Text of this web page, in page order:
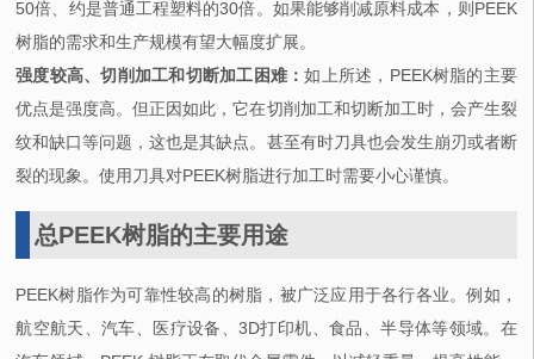
50倍、约是普通工程塑料的30倍。如果能够削减原料成本，则PEEK
树脂的需求和生产规模有望大幅度扩展。
强度较高、切削加工和切断加工困难：如上所述，PEEK树脂的主要
优点是强度高。但正因如此，它在切削加工和切断加工时，会产生裂
纹和缺口等问题，这也是其缺点。甚至有时刀具也会发生崩刃或者断
裂的现象。使用刀具对PEEK树脂进行加工时需要小心谨慎。
总PEEK树脂的主要用途
PEEK树脂作为可靠性较高的树脂，被广泛应用于各行各业。例如，
航空航天、汽车、医疗设备、3D打印机、食品、半导体等领域。在